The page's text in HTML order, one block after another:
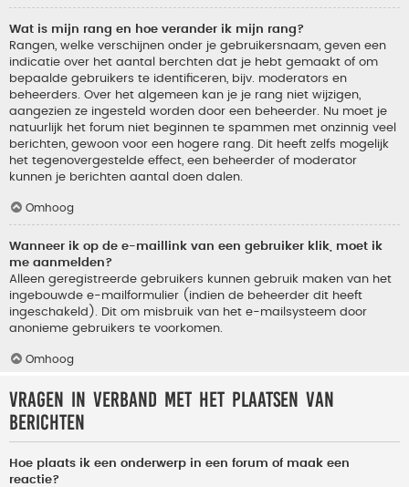
Wat is mijn rang en hoe verander ik mijn rang?
Rangen, welke verschijnen onder je gebruikersnaam, geven een
indicatie over het aantal berchten dat je hebt gemaakt of om
bepaalde gebruikers te identificeren, bijv. moderators en
beheerders. Over het algemeen kan je je rang niet wijzigen,
aangezien ze ingesteld worden door een beheerder. Nu moet je
natuurlijk het forum niet beginnen te spammen met onzinnig veel
berichten, gewoon voor een hogere rang. Dit heeft zelfs mogelijk
het tegenovergestelde effect, een beheerder of moderator
kunnen je berichten aantal doen dalen.
Omhoog
Wanneer ik op de e-maillink van een gebruiker klik, moet ik
me aanmelden?
Alleen geregistreerde gebruikers kunnen gebruik maken van het
ingebouwde e-mailformulier (indien de beheerder dit heeft
ingeschakeld). Dit om misbruik van het e-mailsysteem door
anonieme gebruikers te voorkomen.
Omhoog
Vragen in verband met het plaatsen van
berichten
Hoe plaats ik een onderwerp in een forum of maak een
reactie?